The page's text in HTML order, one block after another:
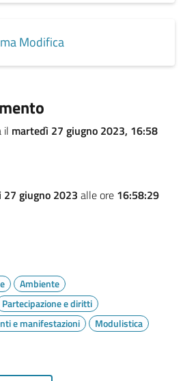
Modifica
il martedì 27 giugno 2023, 16:58
27 giugno 2023 alle ore 16:58:29
Ambiente
Partecipazione e diritti
e manifestazioni Modulistica